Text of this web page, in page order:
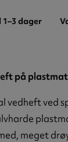
dager
på
vedheft ved
meget